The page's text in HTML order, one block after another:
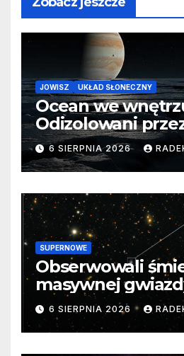
JOWISZ UKŁAD SŁONECZNY
Ocean we
Odizolowani
barierę
6 SIERPNIA 2026
SUPERNOWE
Obserwowali
masywnej
samego
cenne dane
6 SIERPNIA 2026